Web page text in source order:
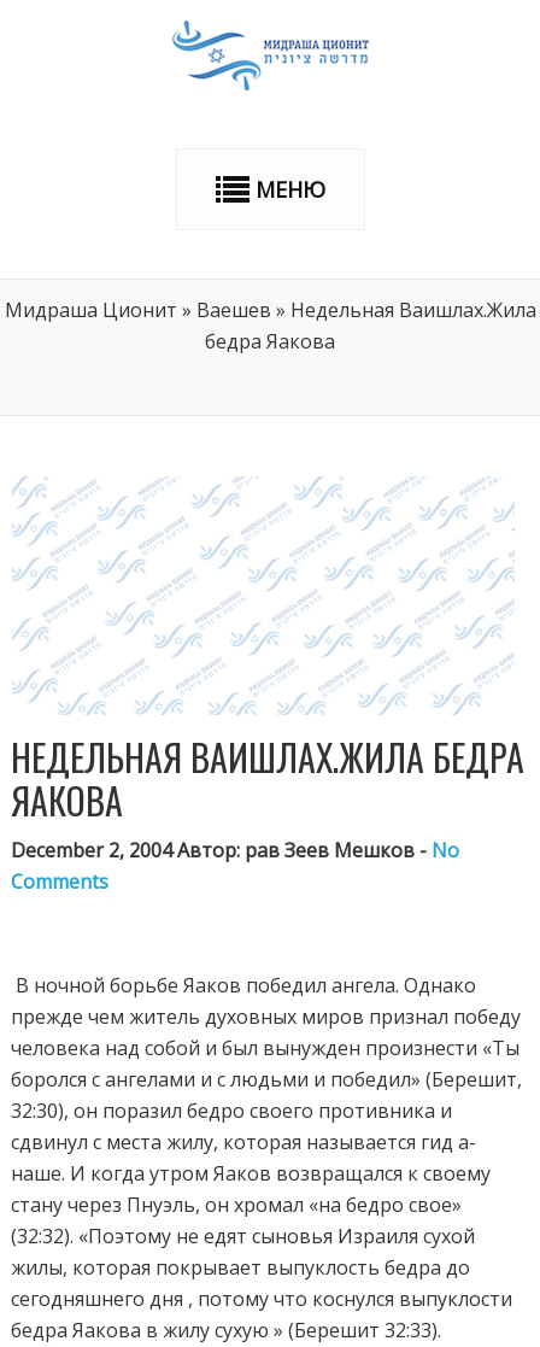
МЕНЮ
Мидраша Ционит » Ваешев » Недельная Ваишлах.Жила
бедра Яакова
НЕДЕЛЬНАЯ ВАИШЛАХ.ЖИЛА БЕДРА
ЯАКОВА
December 2, 2004 Автор: рав Зеев Мешков - No
Comments
В ночной борьбе Яаков победил ангела. Однако
прежде чем житель духовных миров признал победу
человека над собой и был вынужден произнести «Ты
боролся с ангелами и с людьми и победил» (Берешит,
32:30), он поразил бедро своего противника и
сдвинул с места жилу, которая называется гид а-
наше. И когда утром Яаков возвращался к своему
стану через Пнуэль, он хромал «на бедро свое»
(32:32). «Поэтому не едят сыновья Израиля сухой
жилы, которая покрывает выпуклость бедра до
сегодняшнего дня , потому что коснулся выпуклости
бедра Яакова в жилу сухую » (Берешит 32:33).